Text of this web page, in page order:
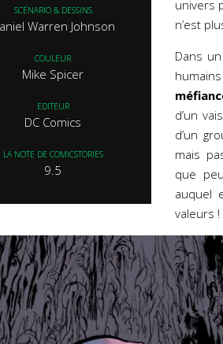
SCÉNARIO & DESSINS
Warren Johnson
COULEUR
Mike Spicer
EDITEUR
DC Comics
LA NOTE DE COMICSTORIES
9.5
univers
n’est
Dans
humains
d’un
d’un
mais
que
auquel
valeurs !